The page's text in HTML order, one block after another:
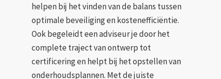
helpen bij het vinden van de balans tussen
optimale beveiliging en kostenefficiëntie.
Ook begeleidt een adviseur je door het
complete traject van ontwerp tot
certificering en helpt bij het opstellen van
onderhoudsplannen. Met de juiste